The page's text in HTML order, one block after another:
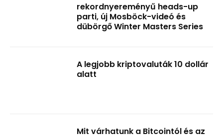
rekordnyereményű heads-up
parti, új Mosböck-videó és
dübörgő Winter Masters Series
A legjobb kriptovaluták 10 dollár
alatt
Mit várhatunk a Bitcointól és az